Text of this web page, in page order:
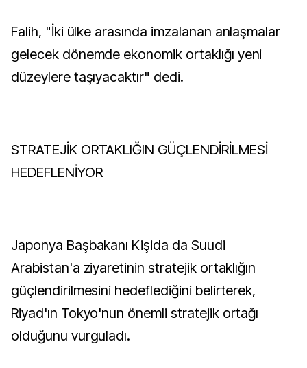
Falih, "İki ülke arasında imzalanan anlaşmalar
gelecek dönemde ekonomik ortaklığı yeni
düzeylere taşıyacaktır" dedi.
STRATEJİK ORTAKLIĞIN GÜÇLENDİRİLMESİ
HEDEFLENİYOR
Japonya Başbakanı Kişida da Suudi
Arabistan'a ziyaretinin stratejik ortaklığın
güçlendirilmesini hedeflediğini belirterek,
Riyad'ın Tokyo'nun önemli stratejik ortağı
olduğunu vurguladı.